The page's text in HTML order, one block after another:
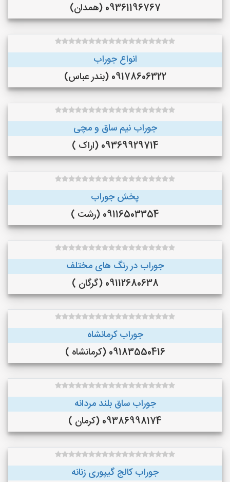
09361196767 (همدان)
انواع جوراب
09178606322 (بندر عباس)
جوراب نیم ساق و مچی
09369929714 (اراک )
پخش جوراب
09116503354 (رشت )
جوراب در رنگ‌ های مختلف
09112680638 (گرگان )
جوراب کرمانشاه
09183550416 (کرمانشاه )
جوراب ساق بلند مردانه
09386998174 (کرمان )
جوراب کالج گیپوری زنانه